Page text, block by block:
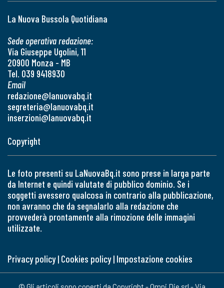
La Nuova Bussola Quotidiana
Sede operativa redazione:
Via Giuseppe Ugolini, 11
20900 Monza - MB
Tel. 039 9418930
Email
redazione@lanuovabq.it
segreteria@lanuovabq.it
inserzioni@lanuovabq.it
Copyright
Le foto presenti su LaNuovaBq.it sono prese in larga parte
da Internet e quindi valutate di pubblico dominio. Se i
soggetti avessero qualcosa in contrario alla pubblicazione,
non avranno che da segnalarlo alla redazione che
provvederà prontamente alla rimozione delle immagini
utilizzate.
Privacy policy| Cookies policy| Impostazione cookies